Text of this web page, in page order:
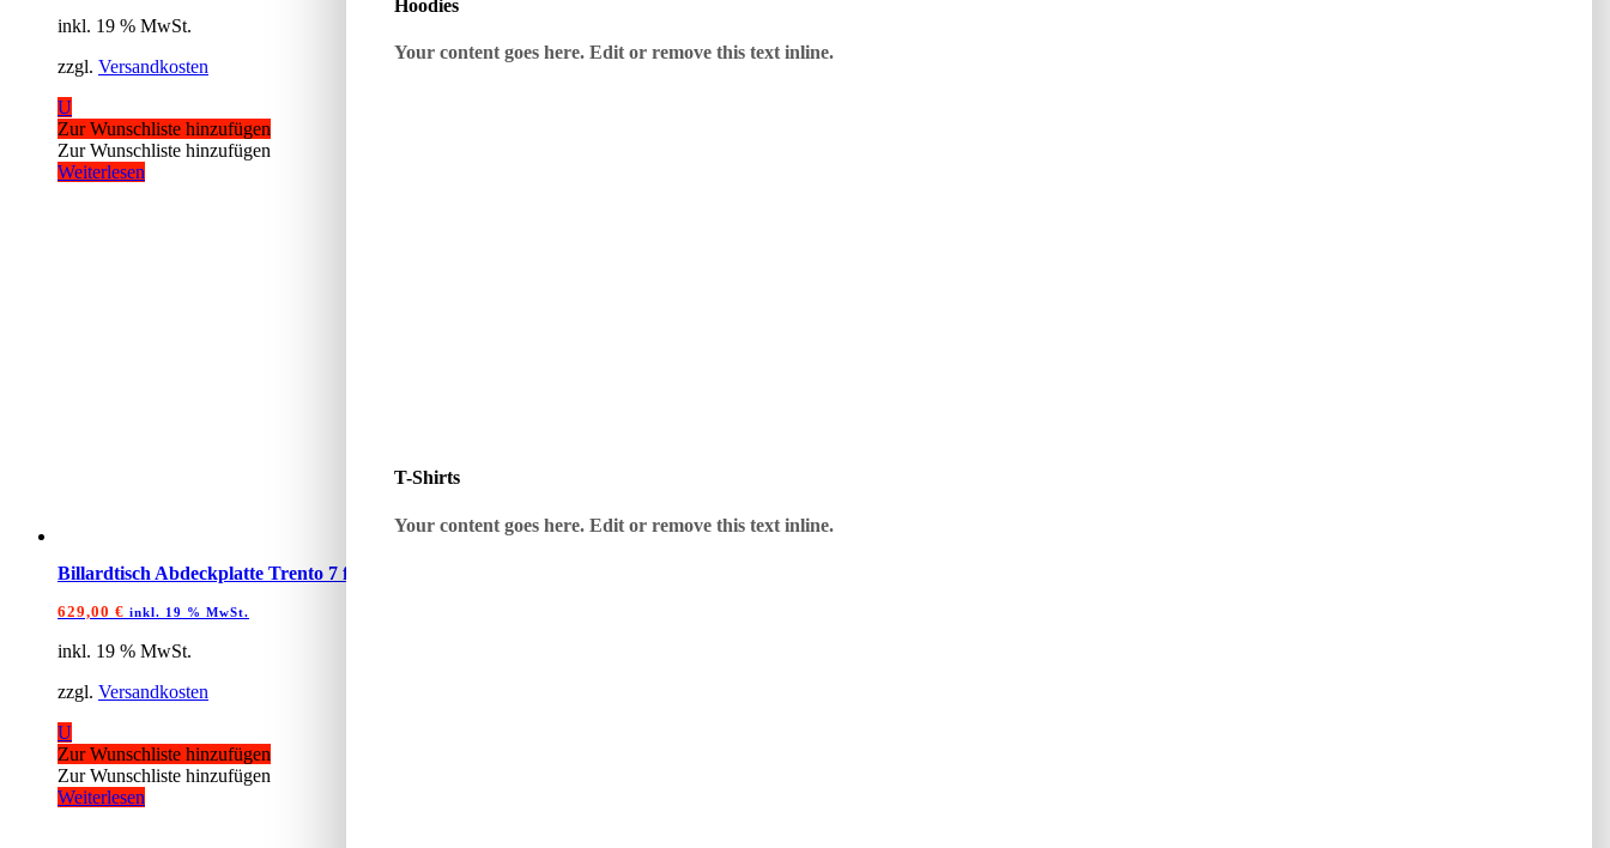
Hoodies
Your content goes here. Edit or remove this text inline.
T-Shirts
Your content goes here. Edit or remove this text inline.
inkl. 19 % MwSt.
zzgl. Versandkosten
U
Zur Wunschliste hinzufügen
Zur Wunschliste hinzufügen
Weiterlesen
Billardtisch Abdeckplatte Trento 7 ft. Eiche Natur
629,00 € inkl. 19 % MwSt.
inkl. 19 % MwSt.
zzgl. Versandkosten
U
Zur Wunschliste hinzufügen
Zur Wunschliste hinzufügen
Weiterlesen